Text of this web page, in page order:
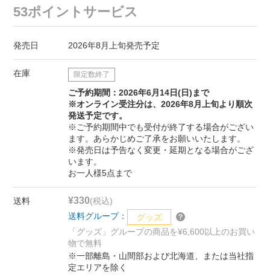
53ポイントサービス
発売日 2026年8月上旬発売予定
在庫 限定数終了
ご予約期間：2026年6月14日(日)まで
※オンライン受注分は、2026年8月上旬より順次
発送予定です。
※ご予約期間中でも受付が終了する場合がござい
ます。あらかじめご了承をお願いいたします。
※発売日は予告なく変更・延期となる場合がござ
います。
お一人様5点まで
送料 ¥330(税込)
送料グループ：
グッズ
「グッズ」グループの商品を¥6,600以上のお買い
物で無料
※一部離島・山間部および北海道、または当社指
定エリアを除く